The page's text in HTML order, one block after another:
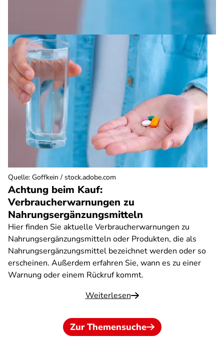
Achtung beim Kauf:
Verbraucherwarnungen zu
Nahrungsergänzungsmitteln
Hier finden Sie aktuelle Verbraucherwarnungen zu
Nahrungsergänzungsmitteln oder Produkten, die als
Nahrungsergänzungsmittel bezeichnet werden oder so
erscheinen. Außerdem erfahren Sie, wann es zu einer
Warnung oder einem Rückruf kommt.
Weiterlesen
Quelle: Goffkein / stock.adobe.com
Zur Themensuche